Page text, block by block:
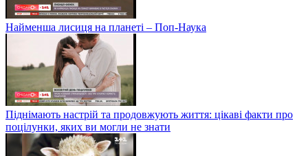
Найменша лисиця на планеті – Поп-Наука
Піднімають настрій та продовжують життя: цікаві факти про
поцілунки, яких ви могли не знати